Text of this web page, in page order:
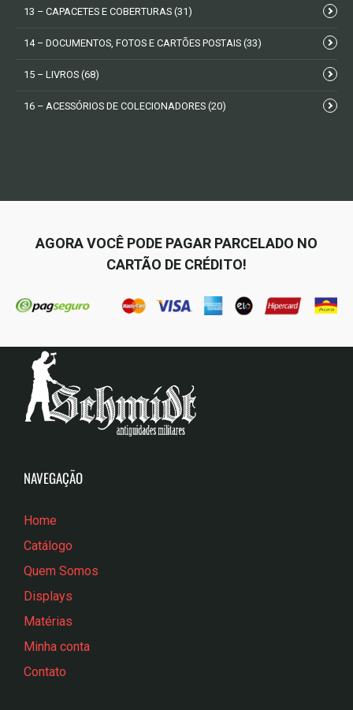
13 – CAPACETES E COBERTURAS (31)
14 – DOCUMENTOS, FOTOS E CARTÕES POSTAIS (33)
15 – LIVROS (68)
16 – ACESSÓRIOS DE COLECIONADORES (20)
AGORA VOCÊ PODE PAGAR PARCELADO NO
CARTÃO DE CRÉDITO!
NAVEGAÇÃO
Home
Catálogo
Quem Somos
Displays
Matérias
Minha conta
Contato